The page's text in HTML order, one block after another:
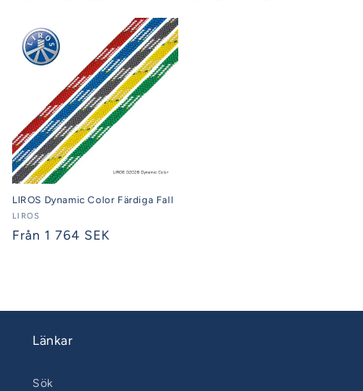
LIROS Dynamic Color Färdiga Fall
Säljare:
LIROS
Ordinarie
Från 1 764 SEK
Länkar
Sök